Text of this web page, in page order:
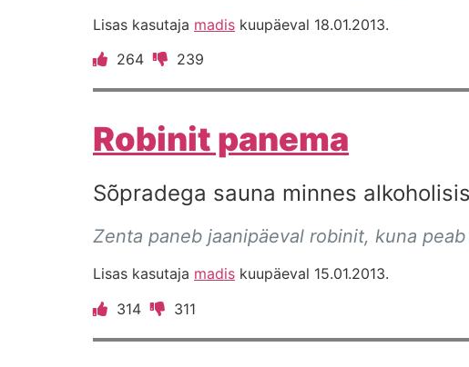
Lisas kasutaja madis kuupäeval 18.01.2013.
264
239
Robinit panema
Sõpradega sauna minnes
Zenta paneb jaanipäeval robinit, kuna
Lisas kasutaja madis kuupäeval 15.01.2013.
314
311